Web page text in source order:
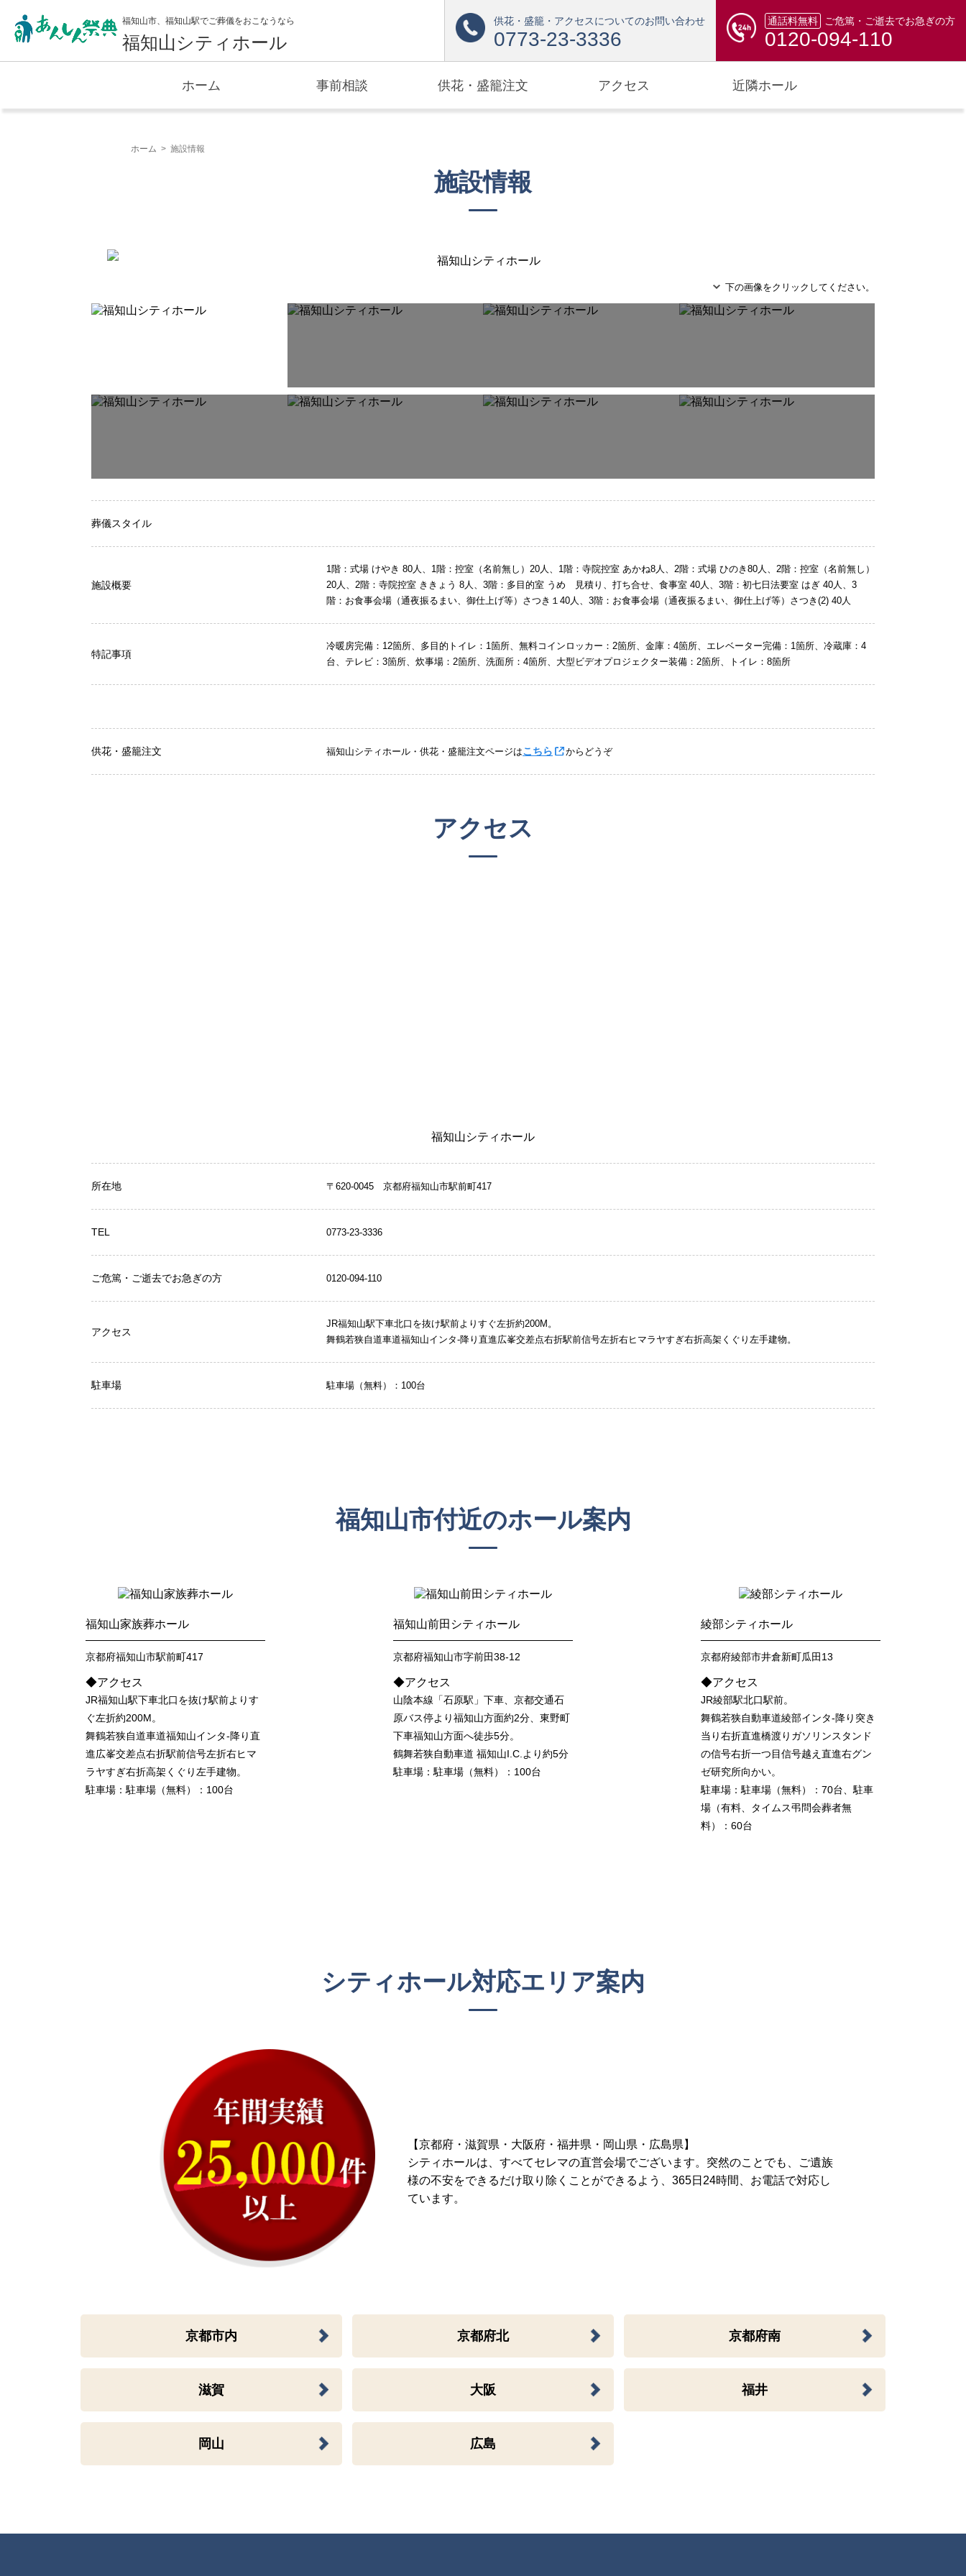
福知山市、福知山駅でご葬儀をおこなうなら
福知山シティホール
供花・盛籠・アクセスについてのお問い合わせ
0773-23-3336
通話料無料 ご危篤・ご逝去でお急ぎの方
0120-094-110
ホーム 事前相談 供花・盛籠注文 アクセス 近隣ホール
ホーム 施設情報
施設情報
下の画像をクリックしてください。
葬儀スタイル
施設概要
1階：式場 けやき 80人、1階：控室（名前無し）20人、1階：寺院控室 あかね8人、2階：式場 ひのき80人、2階：控室（名前無し）
20人、2階：寺院控室 ききょう 8人、3階：多目的室 うめ 見積り、打ち合せ、食事室 40人、3階：初七日法要室 はぎ 40人、3
階：お食事会場（通夜振るまい、御仕上げ等）さつき１40人、3階：お食事会場（通夜振るまい、御仕上げ等）さつき(2) 40人
特記事項
冷暖房完備：12箇所、多目的トイレ：1箇所、無料コインロッカー：2箇所、金庫：4箇所、エレベーター完備：1箇所、冷蔵庫：4
台、テレビ：3箇所、炊事場：2箇所、洗面所：4箇所、大型ビデオプロジェクター装備：2箇所、トイレ：8箇所
供花・盛籠注文 福知山シティホール・供花・盛籠注文ページはこちら からどうぞ
アクセス
福知山シティホール
所在地 〒620-0045 京都府福知山市駅前町417
TEL 0773-23-3336
ご危篤・ご逝去でお急ぎの方 0120-094-110
アクセス
JR福知山駅下車北口を抜け駅前よりすぐ左折約200M。
舞鶴若狭自道車道福知山インタ-降り直進広峯交差点右折駅前信号左折右ヒマラヤすぎ右折高架くぐり左手建物。
駐車場 駐車場（無料）：100台
福知山市付近のホール案内
福知山家族葬ホール
京都府福知山市駅前町417
◆アクセス
JR福知山駅下車北口を抜け駅前よりす
ぐ左折約200M。
舞鶴若狭自道車道福知山インタ-降り直
進広峯交差点右折駅前信号左折右ヒマ
ラヤすぎ右折高架くぐり左手建物。
駐車場：駐車場（無料）：100台
福知山前田シティホール
京都府福知山市字前田38-12
◆アクセス
山陰本線「石原駅」下車、京都交通石
原バス停より福知山方面約2分、東野町
下車福知山方面へ徒歩5分。
鶴舞若狭自動車道 福知山I.C.より約5分
駐車場：駐車場（無料）：100台
綾部シティホール
京都府綾部市井倉新町瓜田13
◆アクセス
JR綾部駅北口駅前。
舞鶴若狭自動車道綾部インタ-降り突き
当り右折直進橋渡りガソリンスタンド
の信号右折一つ目信号越え直進右グン
ゼ研究所向かい。
駐車場：駐車場（無料）：70台、駐車
場（有料、タイムス弔問会葬者無
料）：60台
シティホール対応エリア案内
【京都府・滋賀県・大阪府・福井県・岡山県・広島県】
シティホールは、すべてセレマの直営会場でございます。突然のことでも、ご遺族
様の不安をできるだけ取り除くことができるよう、365日24時間、お電話で対応し
ています。
京都市内 京都府北 京都府南
滋賀 大阪 福井
岡山 広島